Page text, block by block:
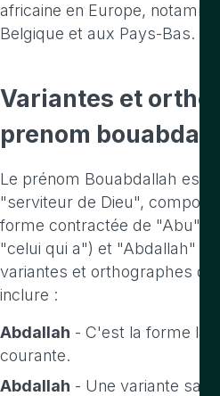
africaine en Europe,
Belgique et aux Pays-Bas.
Variantes et
prenom
Le prénom Bouabdallah est
"serviteur de Dieu", composé
forme contractée de "Abu",
"celui qui a") et "Abdallah"
variantes et orthographes de
inclure :
Abdallah - C'est la forme la
courante.
Abdallah - Une variante